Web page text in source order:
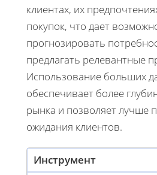
клиентах, их
покупок, что дает
прогнозировать
предлагать релевантные
Использование больших
обеспечивает более
рынка и позволяет лучше
ожидания клиентов.
Инструмент